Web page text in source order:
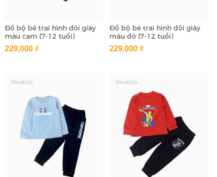
Đồ bộ bé trai hình đôi giày
màu cam (7-12 tuổi)
229,000 ₫
Đồ bộ bé trai hình đôi giày
màu đỏ (7-12 tuổi)
229,000 ₫